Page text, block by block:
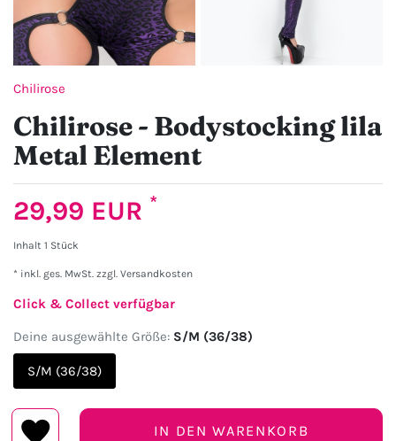
Chilirose
Chilirose - Bodystocking lila
Metal Element
29,99 EUR *
Inhalt 1 Stück
* inkl. ges. MwSt. zzgl. Versandkosten
Click & Collect verfügbar
Deine ausgewählte Größe: S/M (36/38)
S/M (36/38)
IN DEN WARENKORB